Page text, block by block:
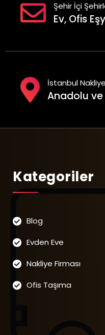
Şehir İçi
Ev, Ofis
İstanbul
Anadolu ve
Kategoriler
Blog
Evden Eve
Nakliye Firması
Ofis Taşıma